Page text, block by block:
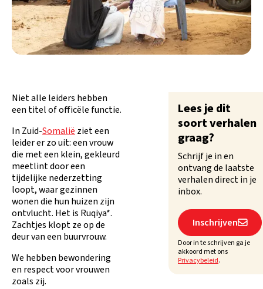
Niet alle leiders hebben
een titel of officële functie.
In Zuid-Somalië ziet een
leider er zo uit: een vrouw
die met een klein, gekleurd
meetlint door een
tijdelijke nederzetting
loopt, waar gezinnen
wonen die hun huizen zijn
ontvlucht. Het is Ruqiya*.
Zachtjes klopt ze op de
deur van een buurvrouw.
We hebben bewondering
en respect voor vrouwen
zoals zij.
Lees je dit
soort verhalen
graag?
Schrijf je in en
ontvang de laatste
verhalen direct in je
inbox.
Inschrijven
Door in te schrijven ga je
akkoord met ons
Privacybeleid.